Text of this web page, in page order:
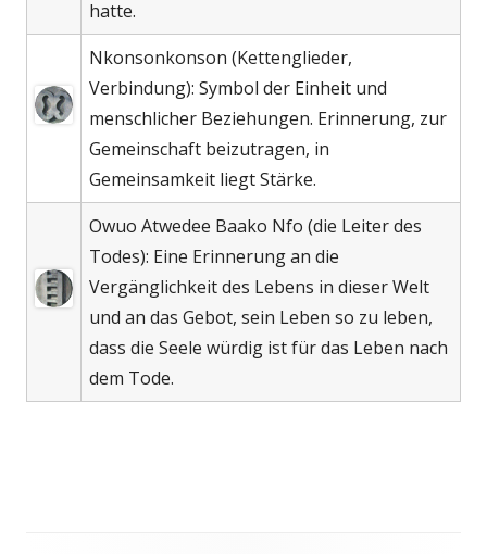
hatte.
Nkonsonkonson (Kettenglieder,
Verbindung): Symbol der Einheit und
menschlicher Beziehungen. Erinnerung, zur
Gemeinschaft beizutragen, in
Gemeinsamkeit liegt Stärke.
Owuo Atwedee Baako Nfo (die Leiter des
Todes): Eine Erinnerung an die
Vergänglichkeit des Lebens in dieser Welt
und an das Gebot, sein Leben so zu leben,
dass die Seele würdig ist für das Leben nach
dem Tode.